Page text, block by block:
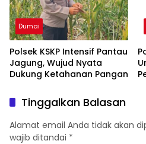
Dumai
Polsek KSKP Intensif Pantau
Jagung, Wujud Nyata
Dukung Ketahanan Pangan
Tinggalkan Balasan
Alamat email Anda tidak akan
wajib ditandai *